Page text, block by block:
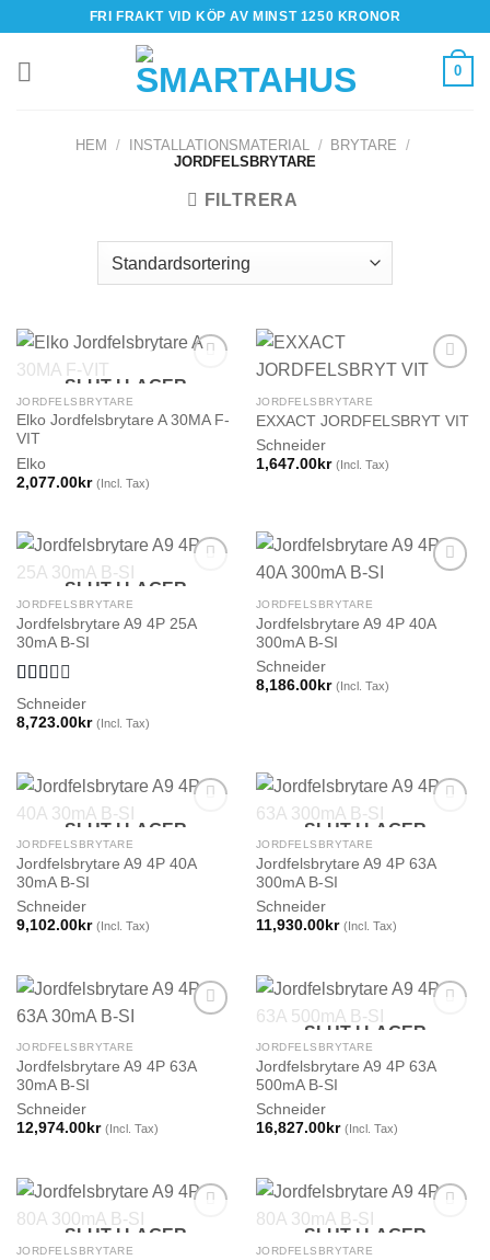
content
FRI FRAKT VID KÖP AV MINST 1250 KRONOR
0
HEM / INSTALLATIONSMATERIAL / BRYTARE
/
JORDFELSBRYTARE
FILTRERA
SLUT I LAGER
JORDFELSBRYTARE
Elko Jordfelsbrytare A 30MA F-
VIT
Elko
2,077.00kr (Incl. Tax)
JORDFELSBRYTARE
EXXACT JORDFELSBRYT VIT
Schneider
1,647.00kr (Incl. Tax)
SLUT I LAGER
JORDFELSBRYTARE
Jordfelsbrytare A9 4P 25A
30mA B-SI
Betygsatt
2.00
av 5
Schneider
8,723.00kr (Incl. Tax)
JORDFELSBRYTARE
Jordfelsbrytare A9 4P 40A
300mA B-SI
Schneider
8,186.00kr (Incl. Tax)
SLUT I LAGER
JORDFELSBRYTARE
Jordfelsbrytare A9 4P 40A
30mA B-SI
Schneider
9,102.00kr (Incl. Tax)
SLUT I LAGER
JORDFELSBRYTARE
Jordfelsbrytare A9 4P 63A
300mA B-SI
Schneider
11,930.00kr (Incl. Tax)
JORDFELSBRYTARE
Jordfelsbrytare A9 4P 63A
30mA B-SI
Schneider
12,974.00kr (Incl. Tax)
SLUT I LAGER
JORDFELSBRYTARE
Jordfelsbrytare A9 4P 63A
500mA B-SI
Schneider
16,827.00kr (Incl. Tax)
SLUT I LAGER
JORDFELSBRYTARE
SLUT I LAGER
JORDFELSBRYTARE